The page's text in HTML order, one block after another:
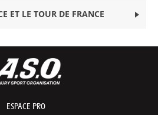
ET LE TOUR DE FRANCE
ESPACE PRO